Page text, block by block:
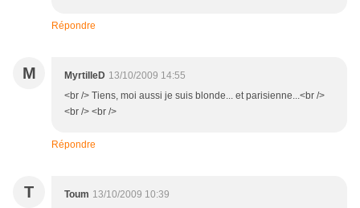
Répondre
M MyrtilleD 13/10/2009 14:55
<br /> Tiens, moi aussi je suis blonde... et parisienne...<br />
<br /> <br />
Répondre
T Toum 13/10/2009 10:39